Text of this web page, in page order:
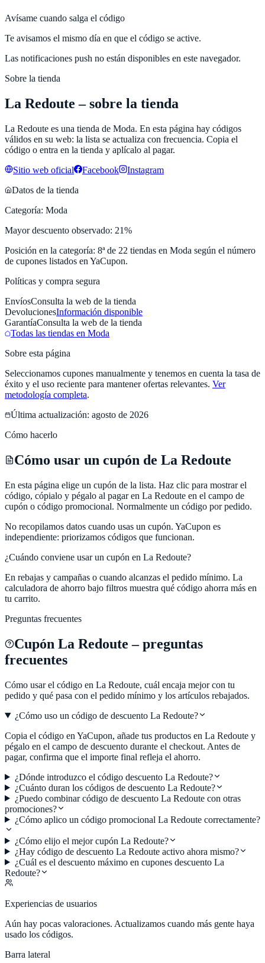
Avísame cuando salga el código
Te avisamos el mismo día en que el código se active.
Las notificaciones push no están disponibles en este navegador.
Sobre la tienda
La Redoute – sobre la tienda
La Redoute es una tienda de Moda. En esta página hay códigos
válidos en su web: la lista se actualiza con frecuencia. Copia el
código o entra en la tienda y aplícalo al pagar.
Sitio web oficial
Facebook
Instagram
Datos de la tienda
Categoría: Moda
Mayor descuento observado: 21%
Posición en la categoría: 8ª de 22 tiendas en Moda según el número
de cupones listados en YaCupon.
Políticas y compra segura
EnvíosConsulta la web de la tienda
DevolucionesInformación disponible
GarantíaConsulta la web de la tienda
Todas las tiendas en Moda
Sobre esta página
Seleccionamos cupones manualmente y tenemos en cuenta la tasa de
éxito y el uso reciente para mantener ofertas relevantes. Ver
metodología completa.
Última actualización: agosto de 2026
Cómo hacerlo
Cómo usar un cupón de La Redoute
En esta página elige un cupón de la lista. Haz clic para mostrar el
código, cópialo y pégalo al pagar en La Redoute en el campo de
cupón o código promocional. Normalmente un código por pedido.
No recopilamos datos cuando usas un cupón. YaCupon es
independiente: priorizamos códigos que funcionan.
¿Cuándo conviene usar un cupón en La Redoute?
En rebajas y campañas o cuando alcanzas el pedido mínimo. La
calculadora de ahorro bajo filtros muestra qué código ahorra más en
tu carrito.
Preguntas frecuentes
Cupón La Redoute – preguntas
frecuentes
Cómo usar el código en La Redoute, cuál encaja mejor con tu
pedido y qué pasa con el pedido mínimo y los artículos rebajados.
¿Cómo uso un código de descuento La Redoute?
Copia el código en YaCupon, añade tus productos en La Redoute y
pégalo en el campo de descuento durante el checkout. Antes de
pagar, confirma que el importe final refleja el ahorro.
¿Dónde introduzco el código descuento La Redoute?
¿Cuánto duran los códigos de descuento La Redoute?
¿Puedo combinar código de descuento La Redoute con otras
promociones?
¿Cómo aplico un código promocional La Redoute correctamente?
¿Cómo elijo el mejor cupón La Redoute?
¿Hay código de descuento La Redoute activo ahora mismo?
¿Cuál es el descuento máximo en cupones descuento La
Redoute?
Experiencias de usuarios
Aún hay pocas valoraciones. Actualizamos cuando más gente haya
usado los códigos.
Barra lateral